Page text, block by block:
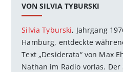
VON SILVIA TYBURSKI
Silvia Tyburski, Jahrgang
Hamburg, entdeckte
Text „Desiderata“ von Max
Nathan im Radio vorlas. Der